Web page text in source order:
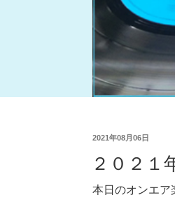
2021年08月06日
２０２１
本日のオンエ